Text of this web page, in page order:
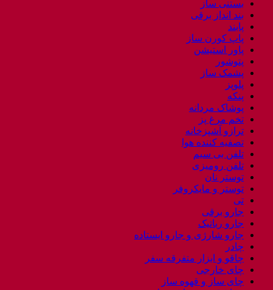
بستنی ساز
بند انداز برقی
پابند
پاپ کورن ساز
پاور استیشن
پتوشور
پشمک ساز
پلوپز
پنکه
پوشاک مردانه
تخم مرغ پز
ترازو آشپزخانه
تصفیه کننده هوا
تلفن بی سیم
تلفن رومیزی
توستر نان
توستر و مایکروفر
تی
جارو برقی
جارو رباتیک
جارو شارژی و جارو ایستاده
چادر
چاقو و ابزار متفرقه سفر
چای خارجی
چای ساز و قهوه ساز